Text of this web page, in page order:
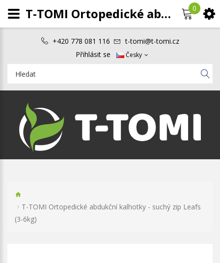
+420 778 081 116
t-tomi@t-tomi.cz
Přihlásit se
Česky
0
T-TOMI Ortopedické abdukční kalhotky - suchý zip Leafs
(3-6kg)
T-TOMI Ortopedické abdukční kalhotky - suchý zip Leafs (3-6kg)